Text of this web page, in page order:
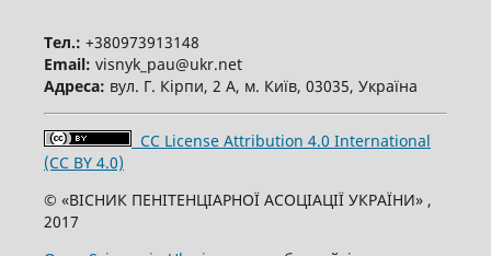
Тел.: +380973913148
Email: visnyk_pau@ukr.net
Адреса: вул. Г. Кірпи, 2 А, м. Київ, 03035, Україна
CC License Attribution 4.0 International
(CC BY 4.0)
© «ВІСНИК ПЕНІТЕНЦІАРНОЇ АСОЦІАЦІЇ УКРАЇНИ» ,
2017